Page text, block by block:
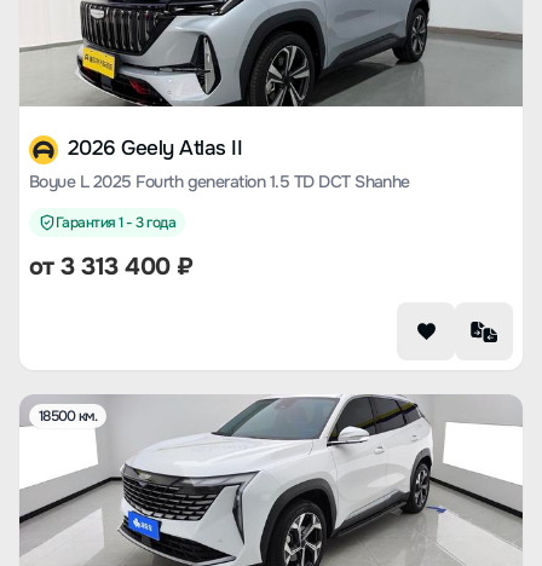
2026 Geely Atlas II
Boyue L 2025 Fourth generation 1.5 TD DCT Shanhe
Гарантия 1 - 3 года
от3 313 400₽
18500 км.